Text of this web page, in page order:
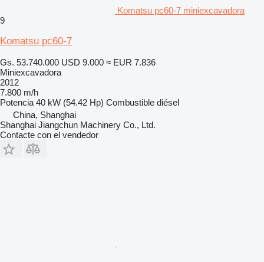
Komatsu pc60-7 miniexcavadora
9
Komatsu pc60-7
Gs. 53.740.000 USD 9.000 ≈ EUR 7.836
Miniexcavadora
2012
7.800 m/h
Potencia 40 kW (54.42 Hp) Combustible diésel
China, Shanghai
Shanghai Jiangchun Machinery Co., Ltd.
Contacte con el vendedor